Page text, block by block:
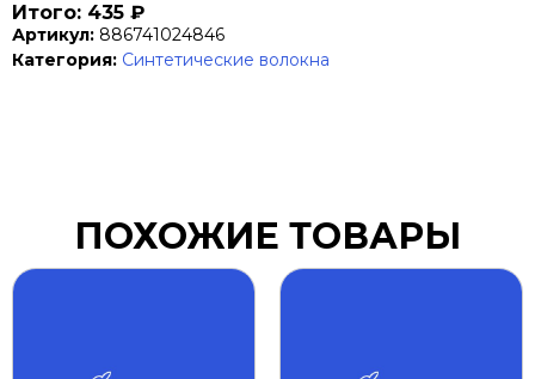
Итого: 435 ₽
Артикул: 886741024846
Категория: Синтетические волокна
ПОХОЖИЕ ТОВАРЫ